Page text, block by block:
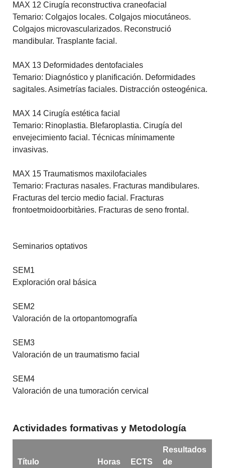
MAX 12 Cirugía reconstructiva craneofacial
Temario: Colgajos locales. Colgajos miocutáneos.
Colgajos microvascularizados. Reconstrució
mandibular. Trasplante facial.
MAX 13 Deformidades dentofaciales
Temario: Diagnóstico y planificación. Deformidades
sagitales. Asimetrías faciales. Distracción osteogénica.
MAX 14 Cirugía estética facial
Temario: Rinoplastia. Blefaroplastia. Cirugía del
envejecimiento facial. Técnicas mínimamente
invasivas.
MAX 15 Traumatismos maxilofaciales
Temario: Fracturas nasales. Fracturas mandibulares.
Fracturas del tercio medio facial. Fracturas
frontoetmoidoorbitàries. Fracturas de seno frontal.
Seminarios optativos
SEM1
Exploración oral básica
SEM2
Valoración de la ortopantomografía
SEM3
Valoración de un traumatismo facial
SEM4
Valoración de una tumoración cervical
Actividades formativas y Metodología
Título Horas ECTS
Resultados
de